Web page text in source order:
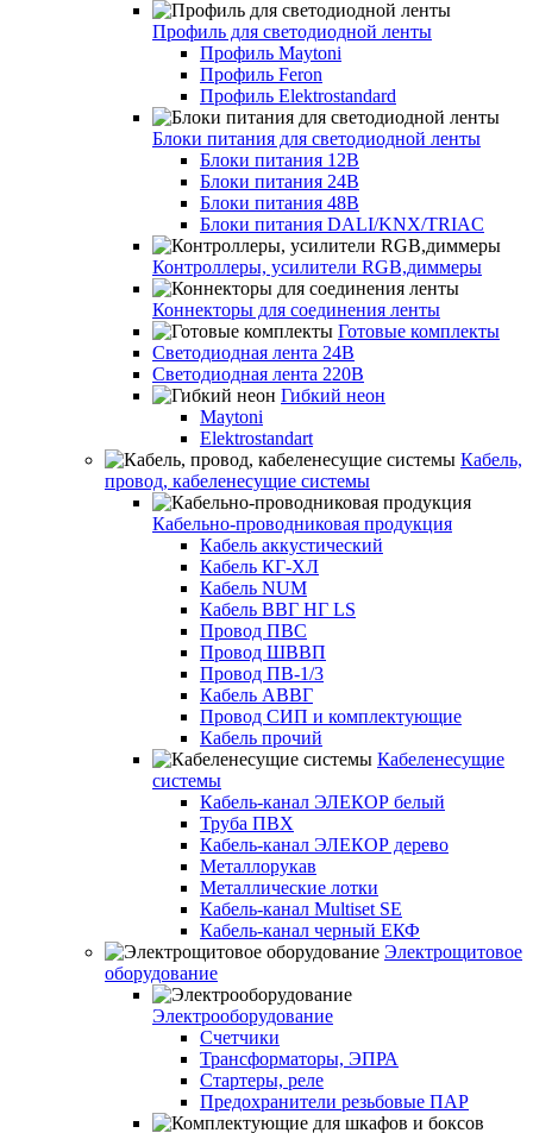
Профиль для светодиодной ленты
Профиль Maytoni
Профиль Feron
Профиль Elektrostandard
Блоки питания для светодиодной ленты
Блоки питания 12В
Блоки питания 24В
Блоки питания 48В
Блоки питания DALI/KNX/TRIAC
Контроллеры, усилители RGB,диммеры
Коннекторы для соединения ленты
Готовые комплекты
Светодиодная лента 24В
Светодиодная лента 220В
Гибкий неон
Maytoni
Elektrostandart
Кабель,
провод, кабеленесущие системы
Кабельно-проводниковая продукция
Кабель аккустический
Кабель КГ-ХЛ
Кабель NUM
Кабель ВВГ НГ LS
Провод ПВС
Провод ШВВП
Провод ПВ-1/3
Кабель АВВГ
Провод СИП и комплектующие
Кабель прочий
Кабеленесущие
системы
Кабель-канал ЭЛЕКОР белый
Труба ПВХ
Кабель-канал ЭЛЕКОР дерево
Металлорукав
Металлические лотки
Кабель-канал Multiset SE
Кабель-канал черный ЕКФ
Электрощитовое
оборудование
Электрооборудование
Счетчики
Трансформаторы, ЭПРА
Стартеры, реле
Предохранители резьбовые ПАР